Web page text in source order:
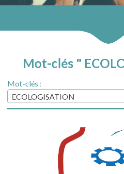
Mot-clés "
Mot-clés :
ECOLOGISATION